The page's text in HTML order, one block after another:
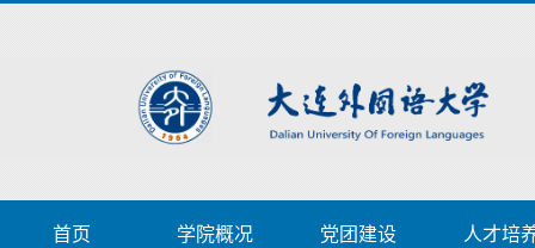
首页 学院概况 党团建设 人才培